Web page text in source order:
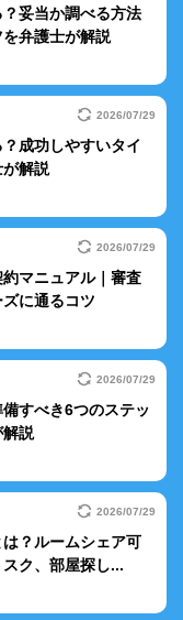
妥当か調べる方法
弁護士が解説
2026/07/29
成功しやすいタイ
が解説
2026/07/29
マニュアル｜審査
に通るコツ
2026/07/29
すべき6つのステッ
解説
2026/07/29
は？ルームシェア可
ク、部屋探し...